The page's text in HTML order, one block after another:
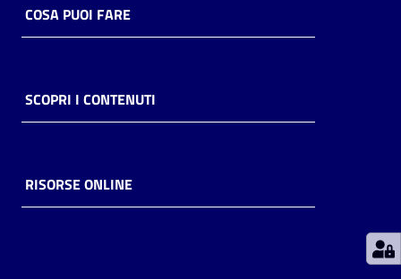
Piani
Decentrate
COSA PUOI FARE
SCOPRI I CONTENUTI
RISORSE ONLINE